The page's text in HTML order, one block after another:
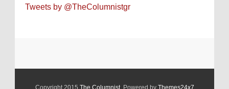
Tweets by @TheColumnistgr